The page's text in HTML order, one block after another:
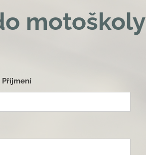
motoškoly
Příjmení